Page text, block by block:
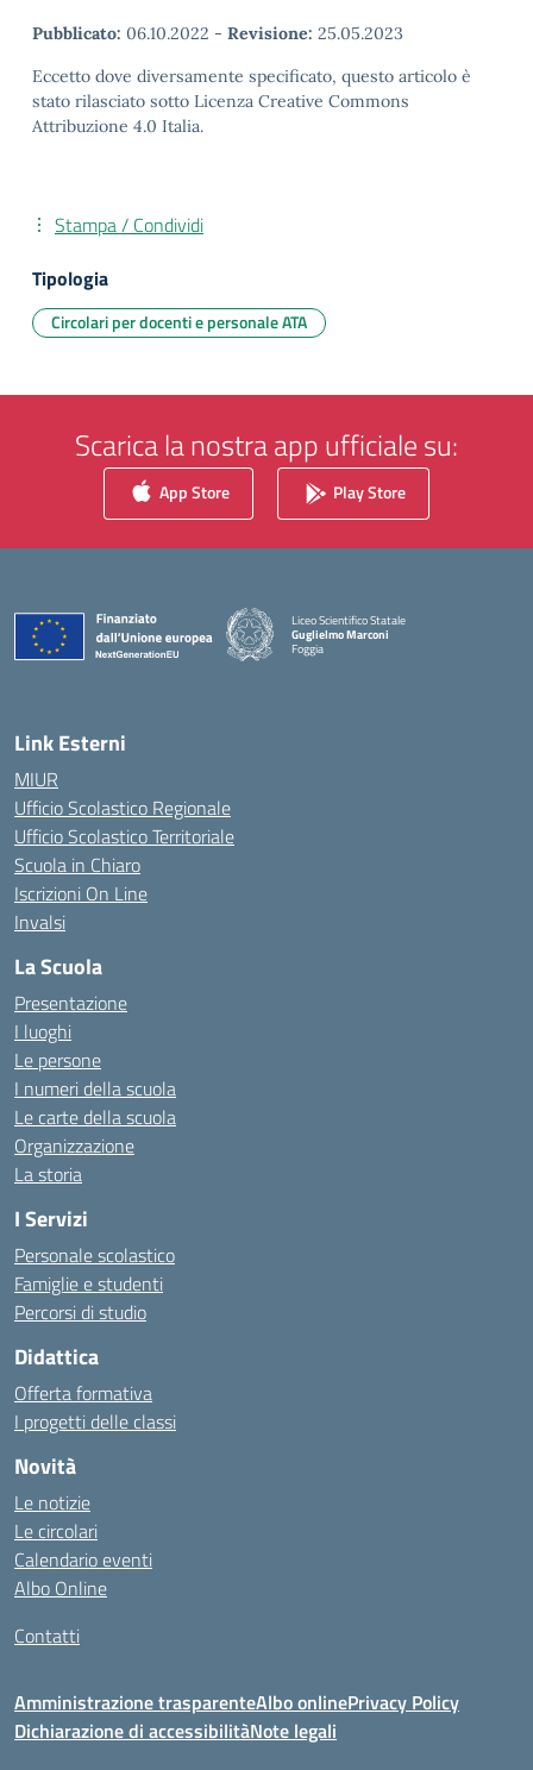
Pubblicato: 06.10.2022 - Revisione: 25.05.2023
Eccetto dove diversamente specificato, questo articolo è
stato rilasciato sotto Licenza Creative Commons
Attribuzione 4.0 Italia.
Stampa / Condividi
Tipologia
Circolari per docenti e personale ATA
Scarica la nostra app ufficiale su:
App Store Play Store
Liceo Scientifico Statale
Guglielmo Marconi
Foggia
— Visita la pagina iniziale della scuola
Link Esterni
MIUR
Ufficio Scolastico Regionale
Ufficio Scolastico Territoriale
Scuola in Chiaro
Iscrizioni On Line
Invalsi
La Scuola
Presentazione
I luoghi
Le persone
I numeri della scuola
Le carte della scuola
Organizzazione
La storia
I Servizi
Personale scolastico
Famiglie e studenti
Percorsi di studio
Didattica
Offerta formativa
I progetti delle classi
Novità
Le notizie
Le circolari
Calendario eventi
Albo Online
Contatti
Amministrazione trasparenteAlbo onlinePrivacy Policy
Dichiarazione di accessibilitàNote legali